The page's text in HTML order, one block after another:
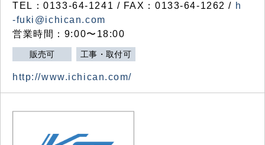
TEL：0133-64-1241 / FAX：0133-64-1262 / h
-fuki@ichican.com
営業時間：9:00〜18:00
販売可 工事・取付可
http://www.ichican.com/